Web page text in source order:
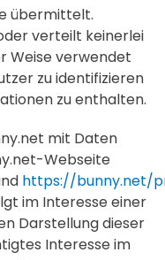
übermittelt.
verteilt keinerlei
Weise verwendet
zu identifizieren
zu enthalten.
mit Daten
Webseite
https://bunny.net/
im Interesse einer
Darstellung dieser
Interesse im